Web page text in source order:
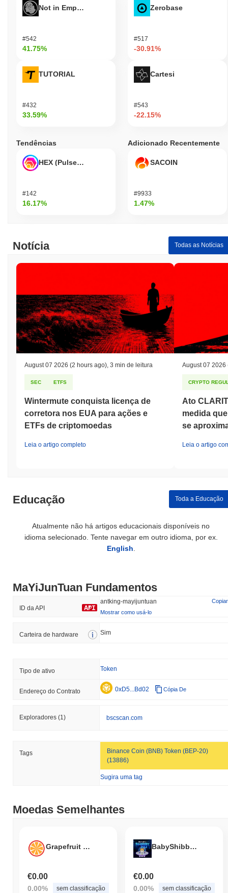
Not in Employment, Education, or Training
#542
41.75%
TUTORIAL
#432
33.59%
Zerobase
#517
-30.91%
Cartesi
#543
-22.15%
Tendências
HEX (Pulsechain)
#142
16.17%
Adicionado Recentemente
SACOIN
#9933
1.47%
Notícia Todas as Notícias
August 07 2026 (2 hours ago) 3 min de leitura
SEC ETFS
Wintermute conquista licença de
corretora nos EUA para ações e
ETFs de criptomoedas
Leia o artigo completo
August 07 2026
CRYPTO
Ato
medida
se
Leia o artigo
Educação Toda a Educação
Atualmente não há artigos educacionais disponíveis no
idioma selecionado. Tente navegar em outro idioma, por ex.
English
MaYiJunTuan Fundamentos
ID da API
antking-mayijuntuan
Copiar
Mostrar como usá-lo
Carteira de hardware Sim
Tipo de ativo Token
Endereço do Contrato 0xD5...Bd02 Cópia De
Exploradores (1) bscscan.com
Tags
Binance Coin (BNB) Token (BEP-20)
(13886)
Sugira uma tag
Moedas Semelhantes
Grapefruit Coin
€0.00
0.00% sem classificação
BabyShibby Inu
€0.00
0.00% sem classificação